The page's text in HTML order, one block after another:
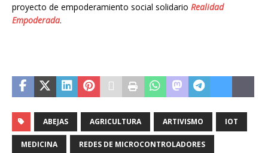
proyecto de empoderamiento social solidario Realidad
Empoderada.
ABEJAS AGRICULTURA ARTIVISMO IOT
MEDICINA REDES DE MICROCONTROLADORES